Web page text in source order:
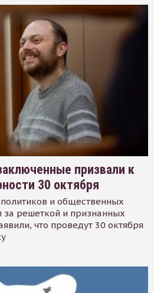
призвали к
30 октября
и общественных
за решеткой и признанных
что проведут 30 октября